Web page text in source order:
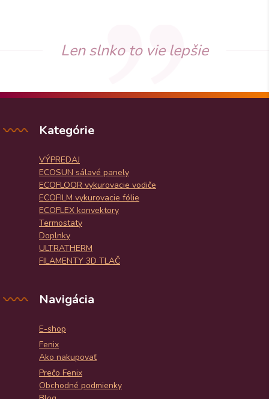
Len slnko to vie lepšie
Kategórie
VÝPREDAJ
ECOSUN sálavé panely
ECOFLOOR vykurovacie vodiče
ECOFILM vykurovacie fólie
ECOFLEX konvektory
Termostaty
Doplnky
ULTRATHERM
FILAMENTY 3D TLAČ
Navigácia
E-shop
Fenix
Ako nakupovať
Prečo Fenix
Obchodné podmienky